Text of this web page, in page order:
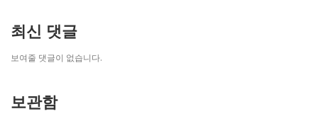
최신 댓글
보여줄 댓글이 없습니다.
보관함